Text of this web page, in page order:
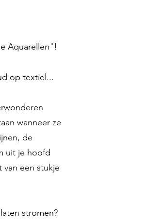
Aquarellen"!
op textiel...
wanneer ze
de
uit je hoofd
van een stukje
stromen?